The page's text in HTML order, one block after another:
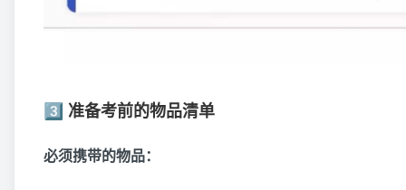
3️⃣ 准备考前的物品清单
必须携带的物品：